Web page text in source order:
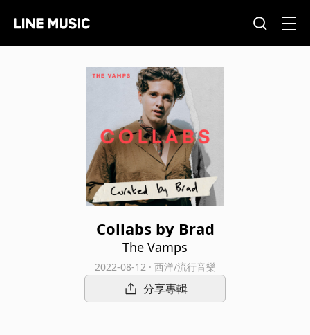
Collabs by Brad
The Vamps
2022-08-12 · 西洋/流行音樂
分享專輯